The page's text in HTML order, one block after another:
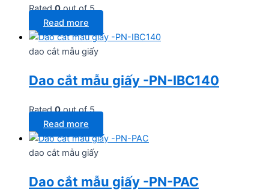
Rated0out of 5
Read more
dao cắt mẫu giấy
Dao cắt mẫu giấy -PN-IBC140
Rated0out of 5
Read more
dao cắt mẫu giấy
Dao cắt mẫu giấy -PN-PAC